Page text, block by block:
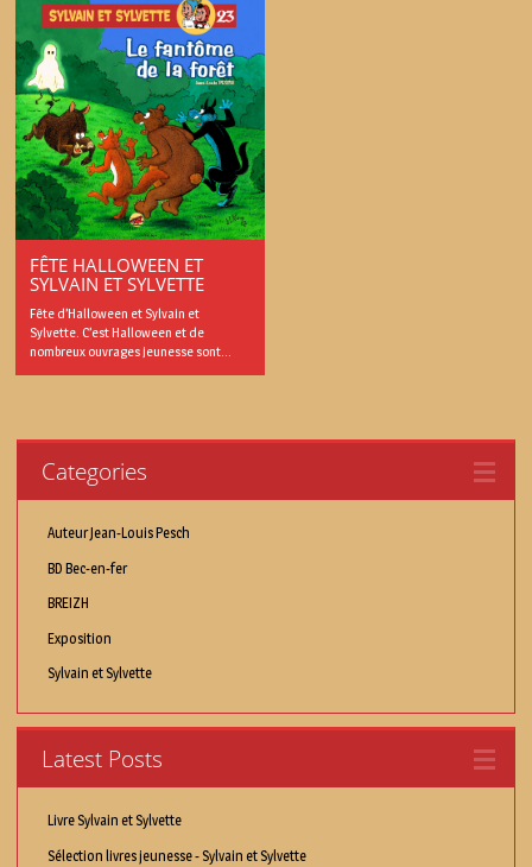
FÊTE HALLOWEEN ET
SYLVAIN ET SYLVETTE
Fête d’Halloween et Sylvain et
Sylvette. C’est Halloween et de
nombreux ouvrages jeunesse sont...
Categories
Auteur Jean-Louis Pesch
BD Bec-en-fer
BREIZH
Exposition
Sylvain et Sylvette
Latest Posts
Livre Sylvain et Sylvette
Sélection livres jeunesse - Sylvain et Sylvette